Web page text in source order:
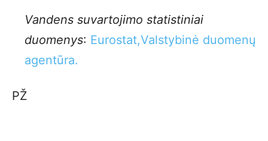
Vandens suvartojimo statistiniai
duomenys: Eurostat,Valstybinė duomenų
agentūra.
PŽ